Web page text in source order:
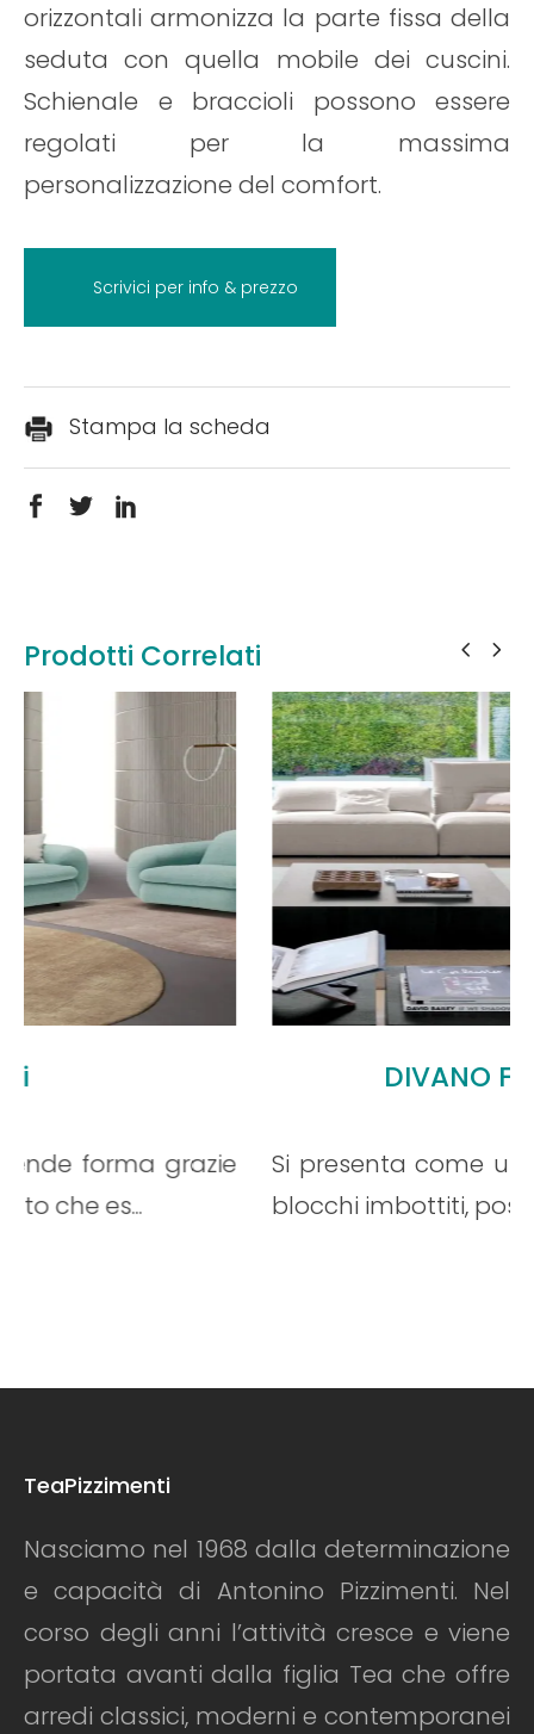
orizzontali armonizza la parte fissa della
seduta con quella mobile dei cuscini.
Schienale e braccioli possono essere
regolati per la massima
personalizzazione del comfort.
Scrivici per info & prezzo
Stampa la scheda
Prodotti Correlati
DIVANO FREEMOOD
Si presenta come un sistema di
blocchi imbottiti, posato a pavimen...
Leggi tutto
TeaPizzimenti
Nasciamo nel 1968 dalla determinazione
e capacità di Antonino Pizzimenti. Nel
corso degli anni l’attività cresce e viene
portata avanti dalla figlia Tea che offre
arredi classici, moderni e contemporanei